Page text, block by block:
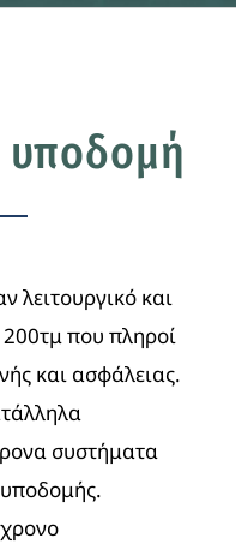
υποδομή
λειτουργικό και
που πληροί
και ασφάλειας.
συστήματα